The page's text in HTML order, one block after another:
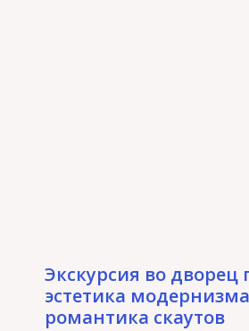
Экскурсия во дворец
эстетика
романтика скаутов